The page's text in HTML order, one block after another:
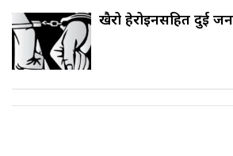
खैरो हेरोइनसहित दुई